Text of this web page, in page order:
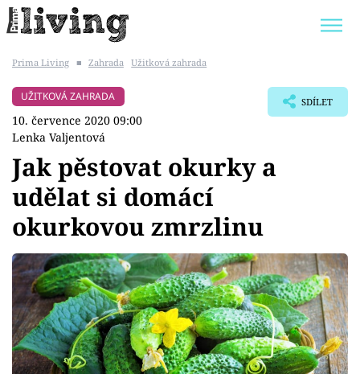
BYDLENÍ SLAVNÝCH
Témata
Bydlení
Zahrada
Design
Sledujte prima+
Prima Living ■ Zahrada Užitková zahrada
UŽITKOVÁ ZAHRADA
10. července 2020 09:00
Lenka Valjentová
SDÍLET
Jak pěstovat okurky a
udělat si domácí
okurkovou zmrzlinu